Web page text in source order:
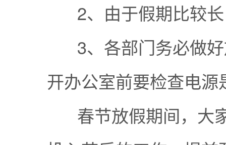
2、由于假期比较
3、各部门务必做好
开办公室前要检查电
春节放假期间，大